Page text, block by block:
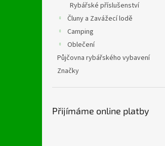
Rybářské příslušenství
Čluny a Zavážecí lodě
Camping
Oblečení
Půjčovna rybářského vybavení
Značky
Přijímáme online platby